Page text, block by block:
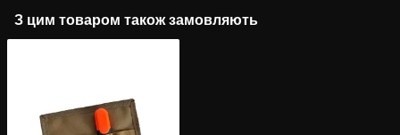
З цим товаром також замовляють